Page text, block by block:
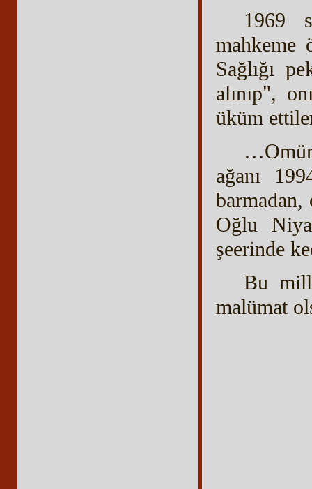
1969
mahkeme
Sağlığı
alınıp",
üküm
…Omür
ağanı
barmadan,
Oğlu
şeerinde
Bu
malümat